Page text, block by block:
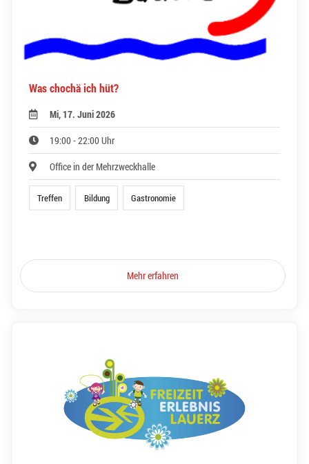
Was chochä ich hüt?
Mi, 17. Juni 2026
19:00 - 22:00 Uhr
Office in der Mehrzweckhalle
Treffen Bildung Gastronomie
Mehr erfahren